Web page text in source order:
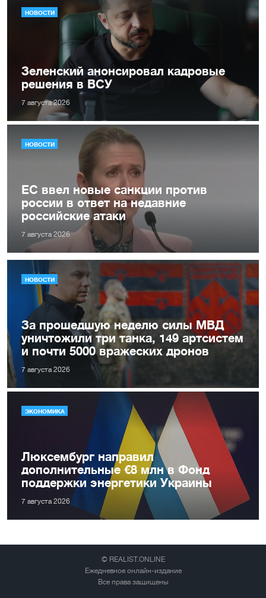
НОВОСТИ
Зеленский анонсировал кадровые
решения в ВСУ
7 августа 2026
НОВОСТИ
ЕС ввел новые санкции против
россии в ответ на недавние
российские атаки
7 августа 2026
НОВОСТИ
За прошедшую неделю силы МВД
уничтожили три танка, 149 артсистем
и почти 5000 вражеских дронов
7 августа 2026
ЭКОНОМИКА
Люксембург направил
дополнительные €8 млн в Фонд
поддержки энергетики Украины
7 августа 2026
© REALIST.ONLINE
Ежедневное онлайн-издание
Все права защищены